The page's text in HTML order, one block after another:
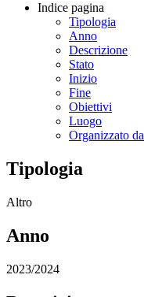
Indice pagina
Tipologia
Anno
Descrizione
Stato
Inizio
Fine
Obiettivi
Luogo
Organizzato da
Tipologia
Altro
Anno
2023/2024